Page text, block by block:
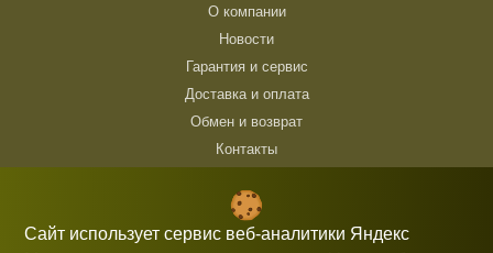
О компании
Новости
Гарантия и сервис
Доставка и оплата
Обмен и возврат
Контакты
10:00 — 21:00 без выходных
Сайт использует сервис веб-аналитики Яндекс